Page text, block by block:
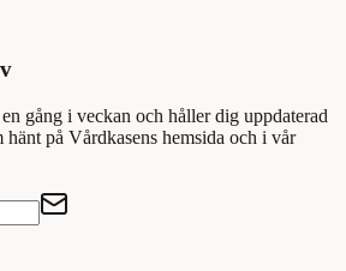
gång i veckan och håller dig uppdaterad
på Vårdkasens hemsida och i vår